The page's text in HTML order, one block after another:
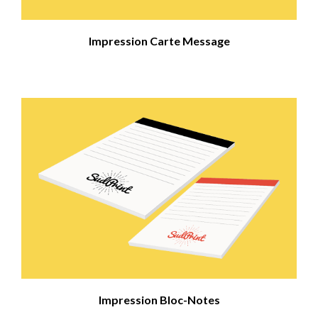
Impression Carte Message
Impression Bloc-Notes